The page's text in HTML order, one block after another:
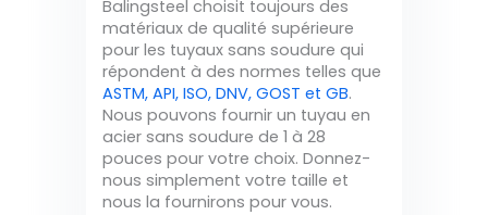
Balingsteel choisit toujours des
matériaux de qualité supérieure
pour les tuyaux sans soudure qui
répondent à des normes telles que
ASTM, API, ISO, DNV, GOST et GB.
Nous pouvons fournir un tuyau en
acier sans soudure de 1 à 28
pouces pour votre choix. Donnez-
nous simplement votre taille et
nous la fournirons pour vous.